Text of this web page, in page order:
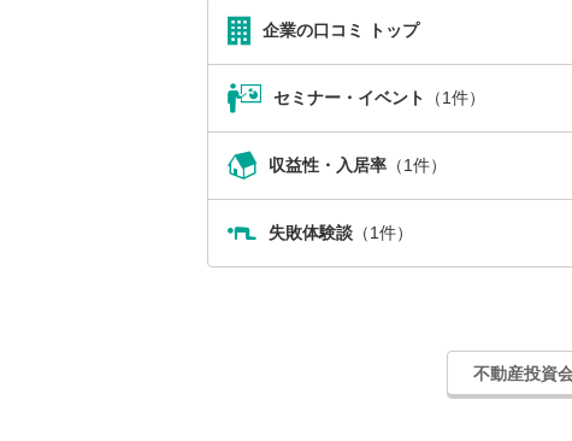
企業の口コミ トップ
セミナー・イベント （1件）
収益性・入居率 （1件）
失敗体験談 （1件）
不動産投資